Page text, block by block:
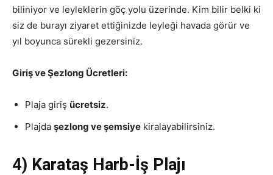
biliniyor ve leyleklerin göç yolu üzerinde. Kim bilir belki ki
siz de burayı ziyaret ettiğinizde leyleği havada görür ve
yıl boyunca sürekli gezersiniz.
Giriş ve Şezlong Ücretleri:
Plaja giriş ücretsiz.
Plajda şezlong ve şemsiye kiralayabilirsiniz.
4) Karataş Harb-İş Plajı